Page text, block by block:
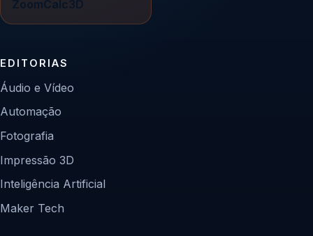
ZoomCalc3D
EDITORIAS
Áudio e Vídeo
Automação
Fotografia
Impressão 3D
Inteligência Artificial
Maker Tech